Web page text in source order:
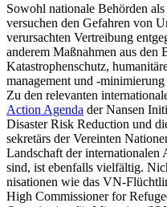
Sowohl nationale Behörden
versuchen den Gefahren von
verursachten Vertreibung
anderem Maßnahmen aus den
Katastrophenschutz,
management und
Zu den rele­vanten
Action Agenda der Nansen
Disaster Risk Reduc­tion und
sekretärs der Vereinten
Land­schaft der internationalen
sind, ist eben­falls vielfältig.
nisationen wie das VN-
High Commissioner for